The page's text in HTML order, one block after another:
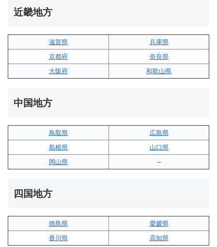
近畿地方
滋賀県
兵庫県
京都府
奈良県
大阪府
和歌山県
中国地方
鳥取県
広島県
島根県
山口県
岡山県
–
四国地方
徳島県
愛媛県
香川県
高知県